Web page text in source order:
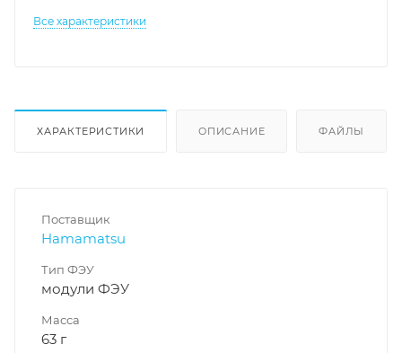
Все характеристики
ХАРАКТЕРИСТИКИ ОПИСАНИЕ ФАЙЛЫ
Поставщик
Hamamatsu
Тип ФЭУ
модули ФЭУ
Масса
63 г